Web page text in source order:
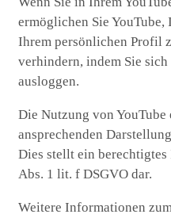
ermöglichen Sie
Ihrem persönlichen Profil
verhindern, indem Sie
ausloggen.
Die Nutzung von
ansprechenden
Dies stellt ein
Abs. 1 lit. f DSGVO dar.
Weitere Informationen